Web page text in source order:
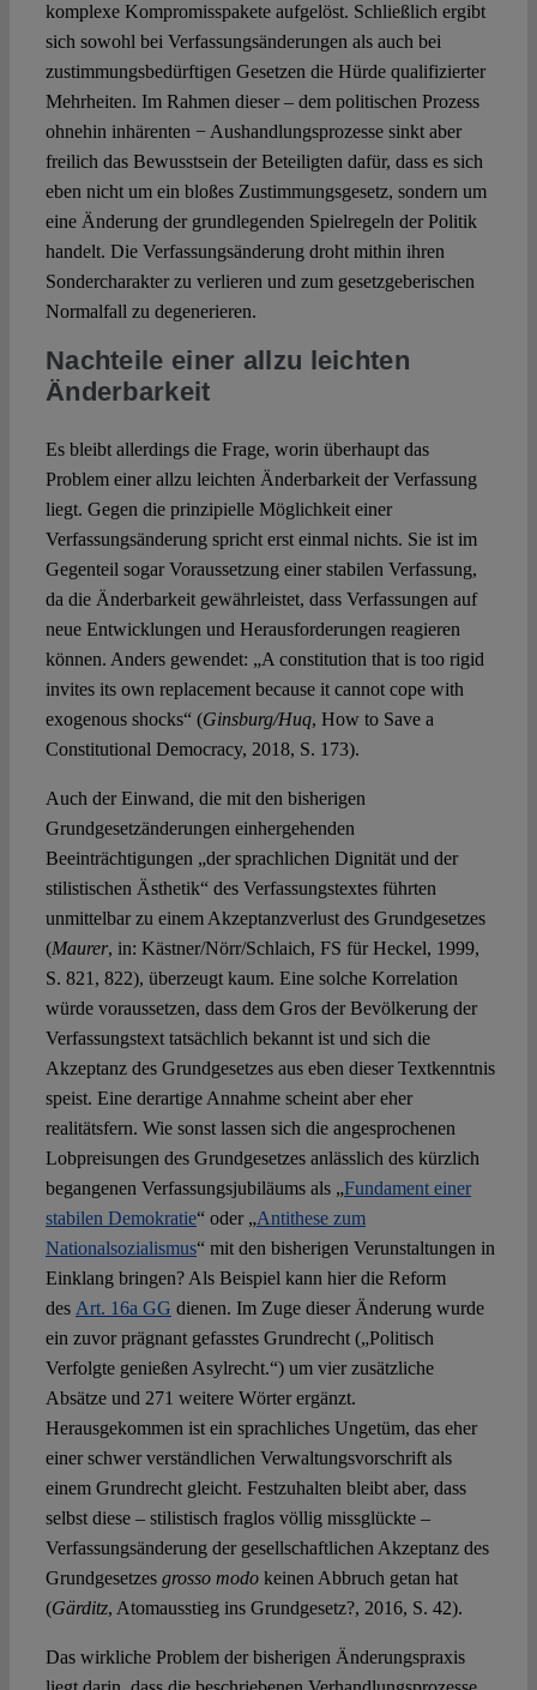
komplexe Kompromisspakete aufgelöst. Schließlich ergibt
sich sowohl bei Verfassungsänderungen als auch bei
zustimmungsbedürftigen Gesetzen die Hürde qualifizierter
Mehrheiten. Im Rahmen dieser – dem politischen Prozess
ohnehin inhärenten − Aushandlungsprozesse sinkt aber
freilich das Bewusstsein der Beteiligten dafür, dass es sich
eben nicht um ein bloßes Zustimmungsgesetz, sondern um
eine Änderung der grundlegenden Spielregeln der Politik
handelt. Die Verfassungsänderung droht mithin ihren
Sondercharakter zu verlieren und zum gesetzgeberischen
Normalfall zu degenerieren.
Nachteile einer allzu leichten
Änderbarkeit
Es bleibt allerdings die Frage, worin überhaupt das
Problem einer allzu leichten Änderbarkeit der Verfassung
liegt. Gegen die prinzipielle Möglichkeit einer
Verfassungsänderung spricht erst einmal nichts. Sie ist im
Gegenteil sogar Voraussetzung einer stabilen Verfassung,
da die Änderbarkeit gewährleistet, dass Verfassungen auf
neue Entwicklungen und Herausforderungen reagieren
können. Anders gewendet: „A constitution that is too rigid
invites its own replacement because it cannot cope with
exogenous shocks“ (Ginsburg/Huq, How to Save a
Constitutional Democracy, 2018, S. 173).
Auch der Einwand, die mit den bisherigen
Grundgesetzänderungen einhergehenden
Beeinträchtigungen „der sprachlichen Dignität und der
stilistischen Ästhetik“ des Verfassungstextes führten
unmittelbar zu einem Akzeptanzverlust des Grundgesetzes
(Maurer, in: Kästner/Nörr/Schlaich, FS für Heckel, 1999,
S. 821, 822), überzeugt kaum. Eine solche Korrelation
würde voraussetzen, dass dem Gros der Bevölkerung der
Verfassungstext tatsächlich bekannt ist und sich die
Akzeptanz des Grundgesetzes aus eben dieser Textkenntnis
speist. Eine derartige Annahme scheint aber eher
realitätsfern. Wie sonst lassen sich die angesprochenen
Lobpreisungen des Grundgesetzes anlässlich des kürzlich
begangenen Verfassungsjubiläums als „Fundament einer
stabilen Demokratie“ oder „Antithese zum
Nationalsozialismus“ mit den bisherigen Verunstaltungen in
Einklang bringen? Als Beispiel kann hier die Reform
des Art. 16a GG dienen. Im Zuge dieser Änderung wurde
ein zuvor prägnant gefasstes Grundrecht („Politisch
Verfolgte genießen Asylrecht.“) um vier zusätzliche
Absätze und 271 weitere Wörter ergänzt.
Herausgekommen ist ein sprachliches Ungetüm, das eher
einer schwer verständlichen Verwaltungsvorschrift als
einem Grundrecht gleicht. Festzuhalten bleibt aber, dass
selbst diese – stilistisch fraglos völlig missglückte –
Verfassungsänderung der gesellschaftlichen Akzeptanz des
Grundgesetzes grosso modokeinen Abbruch getan hat
(Gärditz, Atomausstieg ins Grundgesetz?, 2016, S. 42).
Das wirkliche Problem der bisherigen Änderungspraxis